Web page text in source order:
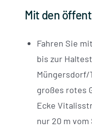
Mit den
Fahren Sie
bis zur
Müngersdorf/
großes rotes
Ecke
nur 20 m